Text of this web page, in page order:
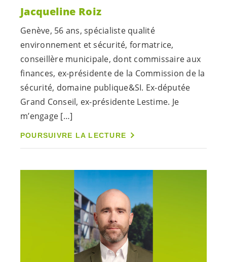
Jacqueline Roiz
Genève, 56 ans, spécialiste qualité
environnement et sécurité, formatrice,
conseillère municipale, dont commissaire aux
finances, ex-présidente de la Commission de la
sécurité, domaine publique&SI. Ex-députée
Grand Conseil, ex-présidente Lestime. Je
m’engage […]
POURSUIVRE LA LECTURE